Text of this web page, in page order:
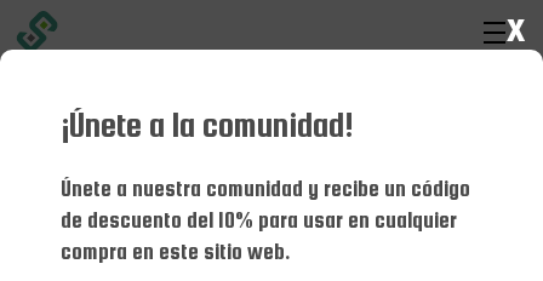
Hogar Equipo Conjunto masculino
TEG-M (Rojo/Negro)
£49.95
x
¡Únete a la comunidad!
Únete a nuestra comunidad y recibe un código
de descuento del 10% para usar en cualquier
compra en este sitio web.